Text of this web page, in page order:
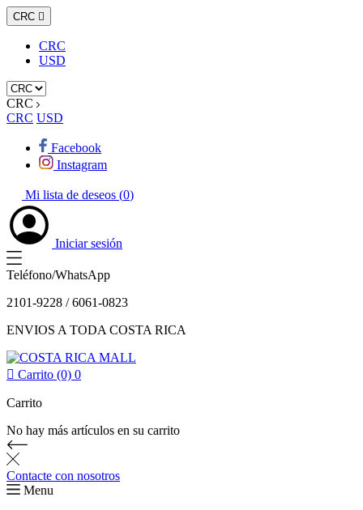
CRC 
CRC
USD
CRC
CRC USD
Facebook
Instagram
Mi lista de deseos (0)
Iniciar sesión
Teléfono/WhatsApp
2101-9228 / 6061-0823
ENVIOS A TODA COSTA RICA
 Carrito (0) 0
Carrito
No hay más artículos en su carrito
Contacte con nosotros
Menu